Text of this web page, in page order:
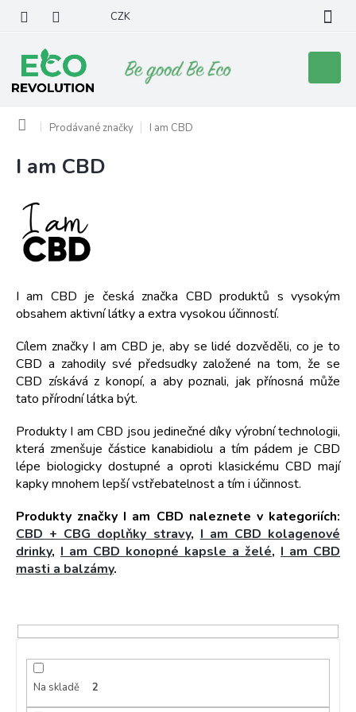
obsah
CZK
košík
Domů Prodávané značky I am CBD
I am CBD
I am CBD je česká značka CBD produktů s vysokým
obsahem aktivní látky a extra vysokou účinností.
Cílem značky I am CBD je, aby se lidé dozvěděli, co je to
CBD a zahodily své předsudky založené na tom, že se
CBD získává z konopí, a aby poznali, jak přínosná může
tato přírodní látka být.
Produkty I am CBD jsou jedinečné díky výrobní technologii,
která zmenšuje částice kanabidiolu a tím pádem je CBD
lépe biologicky dostupné a oproti klasickému CBD mají
kapky mnohem lepší vstřebatelnost a tím i účinnost.
Produkty značky I am CBD naleznete v kategoriích:
CBD + CBG doplňky stravy,I am CBD kolagenové
drinky, I am CBD konopné kapsle a želé, I am CBD
masti a balzámy.
Na skladě 2
V
s
p
d
u
k
t
ů